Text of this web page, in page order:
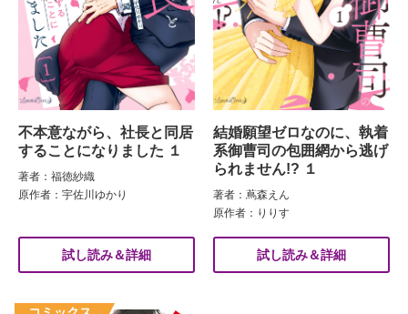
不本意ながら、社長と同居
することになりました １
著者：福徳紗織
原作者：宇佐川ゆかり
試し読み＆詳細
結婚願望ゼロなのに、執着
系御曹司の包囲網から逃げ
られません!? １
著者：蔦森えん
原作者：りりす
試し読み＆詳細